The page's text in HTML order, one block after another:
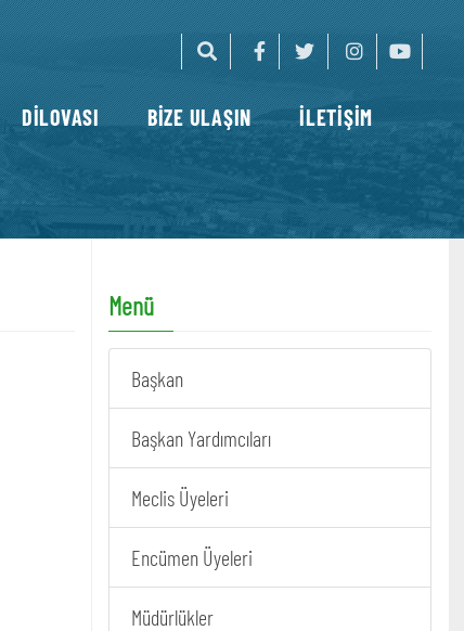
DİLOVASI BİZE ULAŞIN İLETİŞİM
Menü
Başkan
Başkan Yardımcıları
Meclis Üyeleri
Encümen Üyeleri
Müdürlükler